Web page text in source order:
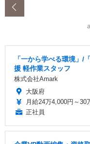
「一から学べる環境」/
援 軽作業スタッフ
株式会社Amark
大阪府
月給24万4,000円～30
正社員